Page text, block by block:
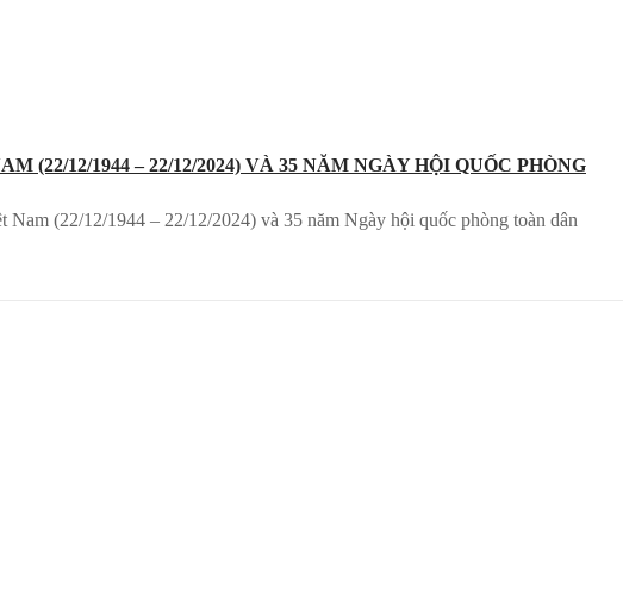
12/1944 – 22/12/2024) VÀ 35 NĂM NGÀY HỘI QUỐC PHÒNG
(22/12/1944 – 22/12/2024) và 35 năm Ngày hội quốc phòng toàn dân